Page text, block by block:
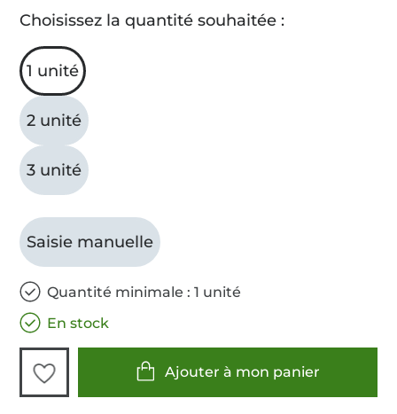
Choisissez la quantité souhaitée :
1 unité
2 unité
3 unité
Saisie manuelle
Quantité minimale : 1 unité
En stock
Ajouter à mon panier